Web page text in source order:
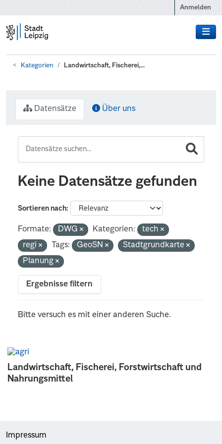
Anmelden
Kategorien Landwirtschaft, Fischerei,...
Landwirtschaft, Fischerei, Forstwirtschaft und
Nahrungsmittel
Datensätze Über uns
Keine Datensätze gefunden
Sortieren nach
Formate: DWG Kategorien:
tech
regi
Tags: GeoSN
Stadtgrundkarte
Planung
Ergebnisse filtern
Bitte versuch es mit einer anderen Suche.
Impressum